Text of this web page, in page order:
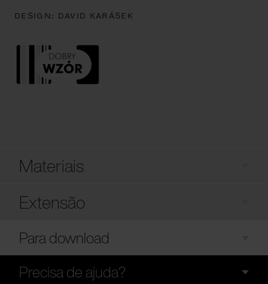
DESIGN: DAVID KARÁSEK
Materiais
Extensão
Para download
Precisa de ajuda?